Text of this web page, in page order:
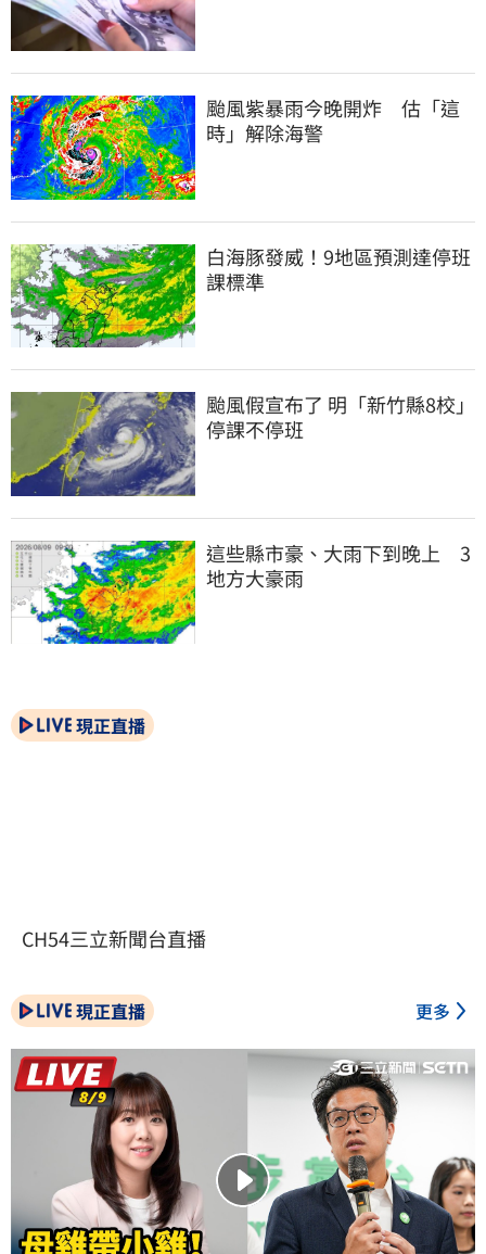
颱風紫暴雨今晚開炸　估「這
時」解除海警
白海豚發威！9地區預測達停班
課標準
颱風假宣布了 明「新竹縣8校」
停課不停班
這些縣市豪、大雨下到晚上　3
地方大豪雨
現正直播
CH54三立新聞台直播
現正直播 更多